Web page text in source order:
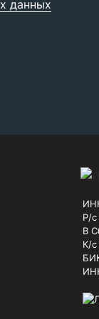
данных
Р/с
В
К/с